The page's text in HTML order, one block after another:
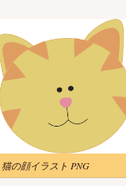
猫の顔イラスト PNG